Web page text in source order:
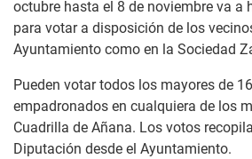
octubre hasta el 8 de noviembre va a
para votar a disposición de los
Ayuntamiento como en la Sociedad
Pueden votar todos los mayores de
empadronados en cualquiera de los
Cuadrilla de Añana. Los votos
Diputación desde el Ayuntamiento.